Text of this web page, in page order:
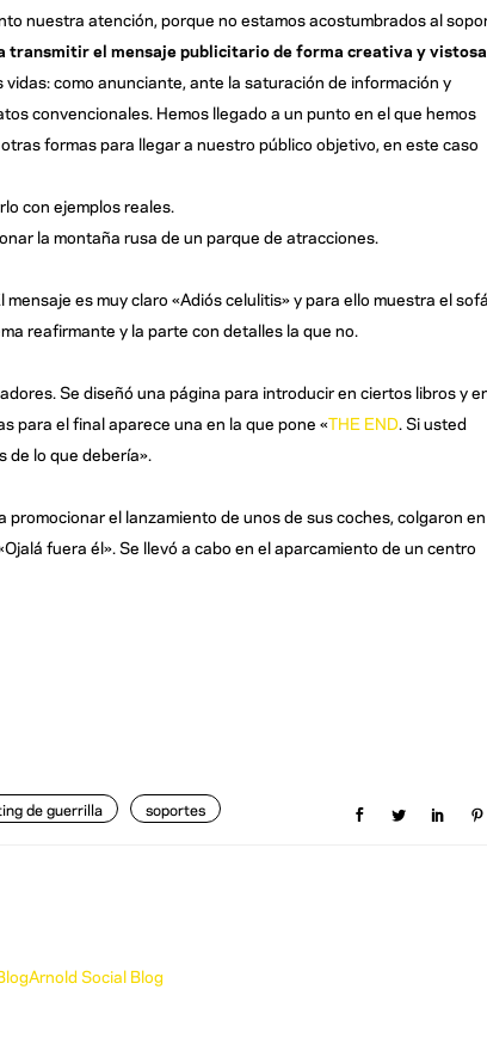
nuestra atención, porque no estamos acostumbrados al
transmitir el mensaje publicitario de forma creativa y vistosa
como anunciante, ante la saturación de información y
convencionales. Hemos llegado a un punto en el que hemos
formas para llegar a nuestro público objetivo, en este caso
con ejemplos reales.
la montaña rusa de un parque de atracciones.
es muy claro «Adiós celulitis» y para ello muestra el sofá
reafirmante y la parte con detalles la que no.
Se diseñó una página para introducir en ciertos libros y
para el final aparece una en la que pone «THE END. Si usted
de lo que debería».
el lanzamiento de unos de sus coches, colgaron
fuera él». Se llevó a cabo en el aparcamiento de un centro
de guerrilla soportes
Social Blog